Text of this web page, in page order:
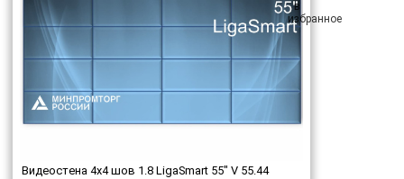
Видеостена 4x4 шов 1.8 LigaSmart 55" V 55.44